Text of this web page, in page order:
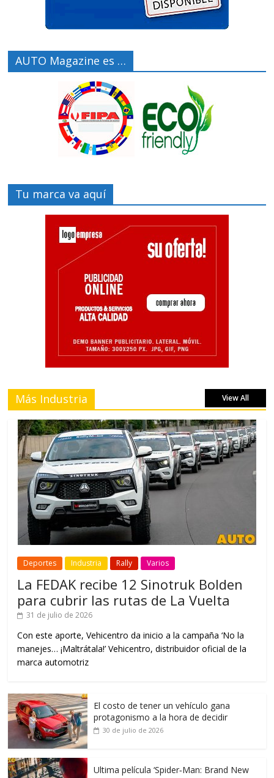
AUTO Magazine es …
Tu marca va aquí
Más Industria View All
Deportes Industria Rally Varios
La FEDAK recibe 12 Sinotruk Bolden
para cubrir las rutas de La Vuelta
31 de julio de 2026
Con este aporte, Vehicentro da inicio a la campaña ‘No la
manejes… ¡Maltrátala!’ Vehicentro, distribuidor oficial de la
marca automotriz
El costo de tener un vehículo gana
protagonismo a la hora de decidir
30 de julio de 2026
Ultima película ‘Spider‑Man: Brand New